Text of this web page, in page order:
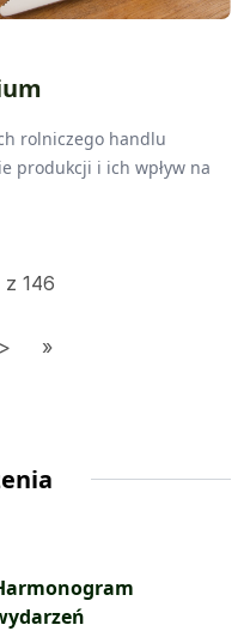
rolniczego handlu
produkcji i ich wpływ na
146